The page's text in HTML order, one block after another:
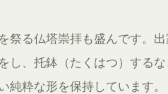
る仏塔崇拝も盛んです。出
し、托鉢（たくはつ）するな
粋な形を保持しています。